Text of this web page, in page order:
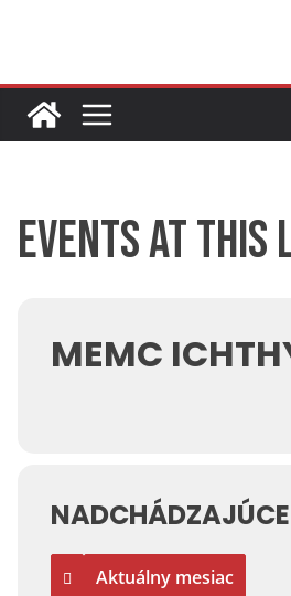
Events at this
MEMC
Aktuálny mesiac